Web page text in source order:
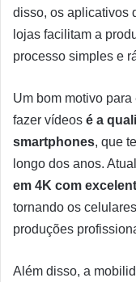
disso, os aplicativos
lojas facilitam a
processo simples e
Um bom motivo
fazer vídeos é a
smartphones, que
longo dos anos.
em 4K com
tornando os
produções
Além disso, a